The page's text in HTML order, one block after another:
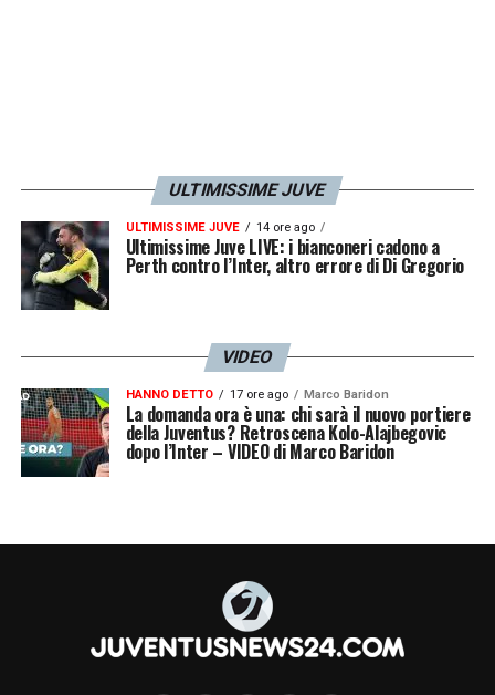
ULTIMISSIME JUVE
ULTIMISSIME JUVE 14 ore ago
Ultimissime Juve LIVE: i bianconeri cadono a
Perth contro l’Inter, altro errore di Di Gregorio
VIDEO
HANNO DETTO 17 ore ago Marco Baridon
La domanda ora è una: chi sarà il nuovo portiere
della Juventus? Retroscena Kolo-Alajbegovic
dopo l’Inter – VIDEO di Marco Baridon